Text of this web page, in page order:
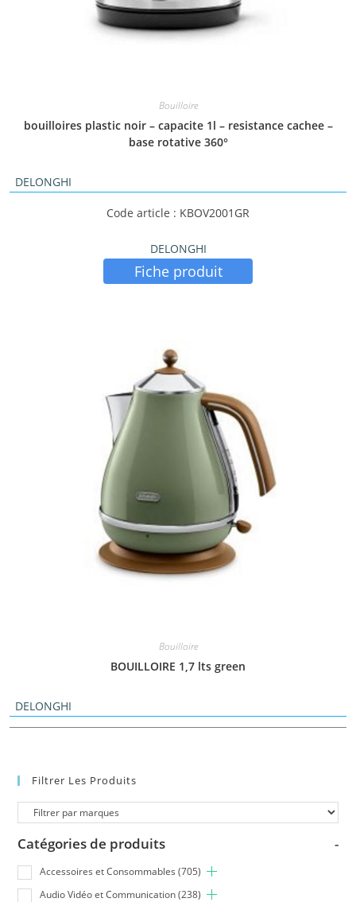
Bouilloire
bouilloires plastic noir – capacite 1l – resistance cachee –
base rotative 360°
DELONGHI
Code article : KBOV2001GR
DELONGHI
Fiche produit
Bouilloire
BOUILLOIRE 1,7 lts green
DELONGHI
Filtrer Les Produits
Catégories de produits -
Accessoires et Consommables (705)
Audio Vidéo et Communication (238)